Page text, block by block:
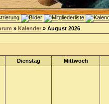
» Kalender » August 2026
Dienstag Mittwoch